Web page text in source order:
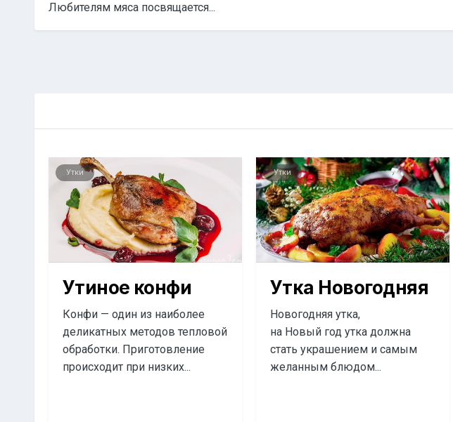
Любителям мяса посвящается...
Утки
Утиное конфи
Конфи — один из наиболее
деликатных методов тепловой
обработки. Приготовление
происходит при низких...
Утки
Утка Новогодняя
Новогодняя утка,
на Новый год утка должна
стать украшением и самым
желанным блюдом...